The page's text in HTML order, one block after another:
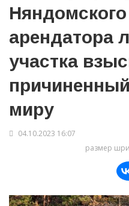
арендатора
участка
миру
04.10.2023 16:07
размер